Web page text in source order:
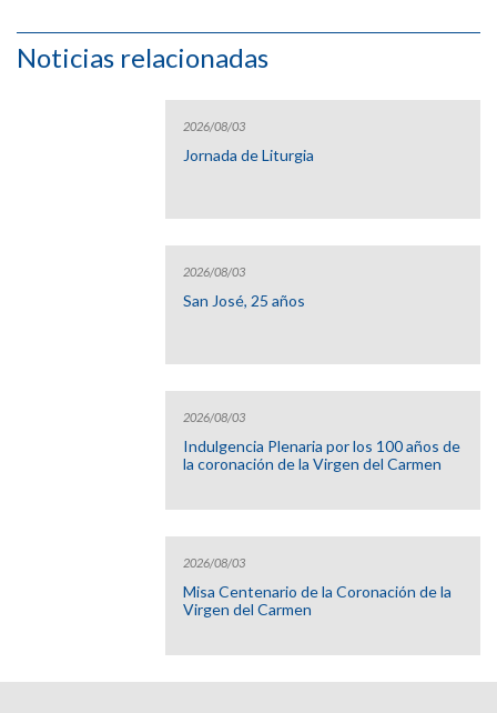
Noticias relacionadas
2026/08/03
Jornada de Liturgia
2026/08/03
San José, 25 años
2026/08/03
Indulgencia Plenaria por los 100 años de
la coronación de la Virgen del Carmen
2026/08/03
Misa Centenario de la Coronación de la
Virgen del Carmen